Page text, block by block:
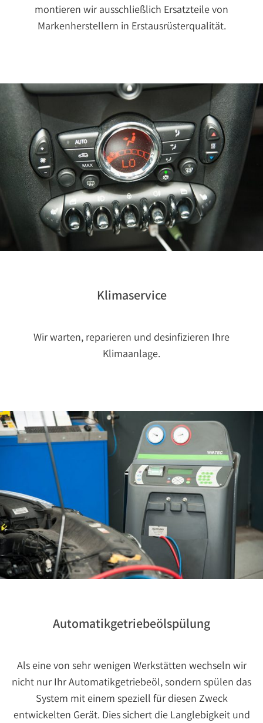
montieren wir ausschließlich Ersatzteile von
Markenherstellern in Erstausrüsterqualität.
Klimaservice
Wir warten, reparieren und desinfizieren Ihre
Klimaanlage.
Automatikgetriebeölspülung
Als eine von sehr wenigen Werkstätten wechseln wir
nicht nur Ihr Automatikgetriebeöl, sondern spülen das
System mit einem speziell für diesen Zweck
entwickelten Gerät. Dies sichert die Langlebigkeit und